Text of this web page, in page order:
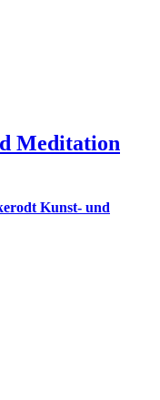
Meditation
Kunst- und